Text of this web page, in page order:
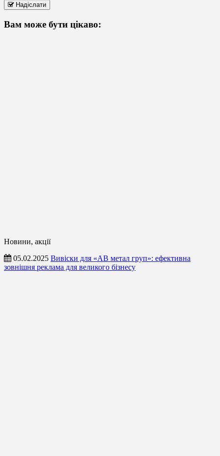
Надіслати
Вам може бути цікаво:
Новини, акції
05.02.2025 Вивіски для «АВ метал груп»: ефективна
зовнішня реклама для великого бізнесу